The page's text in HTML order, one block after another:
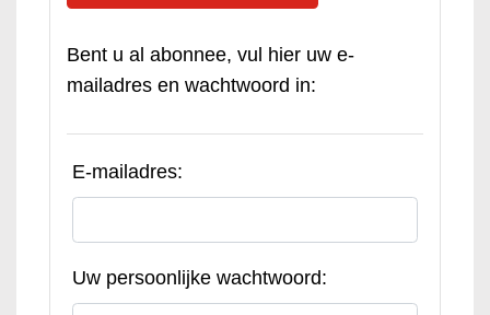
Bent u al abonnee, vul hier uw e-
mailadres en wachtwoord in:
E-mailadres:
Uw persoonlijke wachtwoord: